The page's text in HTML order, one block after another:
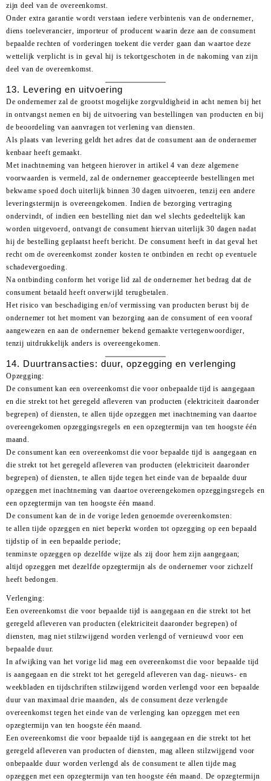
zijn deel van de overeenkomst.
Onder extra garantie wordt verstaan iedere verbintenis van de ondernemer,
diens toeleverancier, importeur of producent waarin deze aan de consument
bepaalde rechten of vorderingen toekent die verder gaan dan waartoe deze
wettelijk verplicht is in geval hij is tekortgeschoten in de nakoming van zijn
deel van de overeenkomst.
13. Levering en uitvoering
De ondernemer zal de grootst mogelijke zorgvuldigheid in acht nemen bij het
in ontvangst nemen en bij de uitvoering van bestellingen van producten en bij
de beoordeling van aanvragen tot verlening van diensten.
Als plaats van levering geldt het adres dat de consument aan de ondernemer
kenbaar heeft gemaakt.
Met inachtneming van hetgeen hierover in artikel 4 van deze algemene
voorwaarden is vermeld, zal de ondernemer geaccepteerde bestellingen met
bekwame spoed doch uiterlijk binnen 30 dagen uitvoeren, tenzij een andere
leveringstermijn is overeengekomen. Indien de bezorging vertraging
ondervindt, of indien een bestelling niet dan wel slechts gedeeltelijk kan
worden uitgevoerd, ontvangt de consument hiervan uiterlijk 30 dagen nadat
hij de bestelling geplaatst heeft bericht. De consument heeft in dat geval het
recht om de overeenkomst zonder kosten te ontbinden en recht op eventuele
schadevergoeding.
Na ontbinding conform het vorige lid zal de ondernemer het bedrag dat de
consument betaald heeft onverwijld terugbetalen.
Het risico van beschadiging en/of vermissing van producten berust bij de
ondernemer tot het moment van bezorging aan de consument of een vooraf
aangewezen en aan de ondernemer bekend gemaakte vertegenwoordiger,
tenzij uitdrukkelijk anders is overeengekomen.
14. Duurtransacties: duur, opzegging en verlenging
Opzegging:
De consument kan een overeenkomst die voor onbepaalde tijd is aangegaan
en die strekt tot het geregeld afleveren van producten (elektriciteit daaronder
begrepen) of diensten, te allen tijde opzeggen met inachtneming van daartoe
overeengekomen opzeggingsregels en een opzegtermijn van ten hoogste één
maand.
De consument kan een overeenkomst die voor bepaalde tijd is aangegaan en
die strekt tot het geregeld afleveren van producten (elektriciteit daaronder
begrepen) of diensten, te allen tijde tegen het einde van de bepaalde duur
opzeggen met inachtneming van daartoe overeengekomen opzeggingsregels en
een opzegtermijn van ten hoogste één maand.
De consument kan de in de vorige leden genoemde overeenkomsten:
te allen tijde opzeggen en niet beperkt worden tot opzegging op een bepaald
tijdstip of in een bepaalde periode;
tenminste opzeggen op dezelfde wijze als zij door hem zijn aangegaan;
altijd opzeggen met dezelfde opzegtermijn als de ondernemer voor zichzelf
heeft bedongen.
Verlenging:
Een overeenkomst die voor bepaalde tijd is aangegaan en die strekt tot het
geregeld afleveren van producten (elektriciteit daaronder begrepen) of
diensten, mag niet stilzwijgend worden verlengd of vernieuwd voor een
bepaalde duur.
In afwijking van het vorige lid mag een overeenkomst die voor bepaalde tijd
is aangegaan en die strekt tot het geregeld afleveren van dag- nieuws- en
weekbladen en tijdschriften stilzwijgend worden verlengd voor een bepaalde
duur van maximaal drie maanden, als de consument deze verlengde
overeenkomst tegen het einde van de verlenging kan opzeggen met een
opzegtermijn van ten hoogste één maand.
Een overeenkomst die voor bepaalde tijd is aangegaan en die strekt tot het
geregeld afleveren van producten of diensten, mag alleen stilzwijgend voor
onbepaalde duur worden verlengd als de consument te allen tijde mag
opzeggen met een opzegtermijn van ten hoogste één maand. De opzegtermijn